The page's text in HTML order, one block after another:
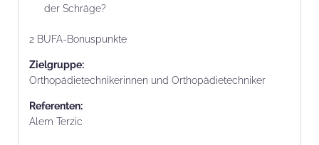
der Schräge?
2 BUFA-Bonuspunkte
Zielgruppe:
Orthopädietechnikerinnen und Orthopädietechniker
Referenten:
Alem Terzic